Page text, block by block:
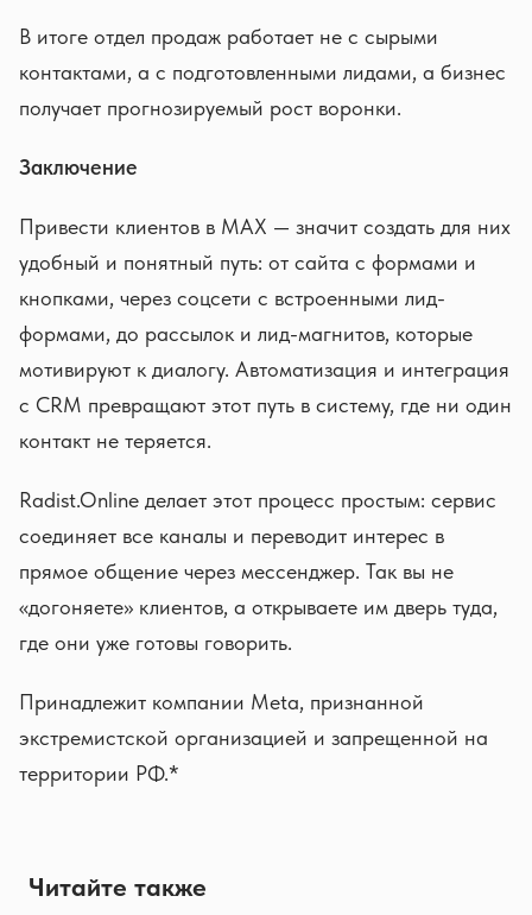
В итоге отдел продаж работает не с сырыми
контактами, а с подготовленными лидами, а бизнес
получает прогнозируемый рост воронки.
Заключение
Привести клиентов в MAX — значит создать для них
удобный и понятный путь: от сайта с формами и
кнопками, через соцсети с встроенными лид-
формами, до рассылок и лид-магнитов, которые
мотивируют к диалогу. Автоматизация и интеграция
с CRM превращают этот путь в систему, где ни один
контакт не теряется.
Radist.Online делает этот процесс простым: сервис
соединяет все каналы и переводит интерес в
прямое общение через мессенджер. Так вы не
«догоняете» клиентов, а открываете им дверь туда,
где они уже готовы говорить.
Принадлежит компании Meta, признанной
экстремистской организацией и запрещенной на
территории РФ.*
Читайте также